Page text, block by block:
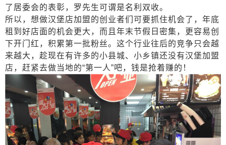
了居委会的表彰，罗先生可谓是名利双收。
所以，想做汉堡店加盟的创业者们可要抓住机会了，年底
租到好店面的机会更大，而且年末节假日密集，更容易创
下开门红，积累第一批粉丝。这个行业往后的竞争只会越
来越大，趁现在有许多的小县城、小乡镇还没有汉堡加盟
店，赶紧去做当地的“第一人”吧，钱是抢着赚的！